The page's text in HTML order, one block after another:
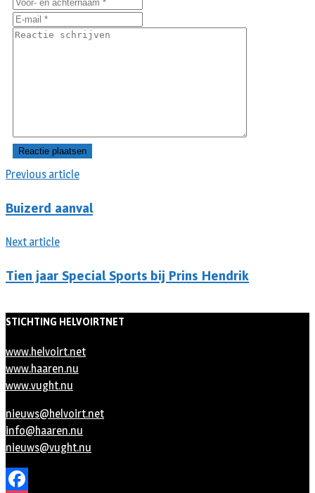
Previous article
Buizerd aanval
Next article
Tien jaar Special Sports bij Prins Hendrik
STICHTING HELVOIRTNET
www.helvoirt.net
www.haaren.nu
www.vught.nu
nieuws@helvoirt.net
info@haaren.nu
nieuws@vught.nu